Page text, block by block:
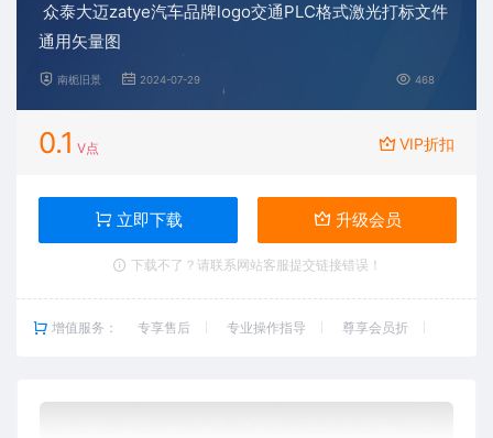
众泰大迈zatye汽车品牌logo交通PLC格式激光打标文件
通用矢量图
南栀旧景 2024-07-29 468
0.1 V点 VIP折扣
立即下载 升级会员
下载不了？请联系网站客服提交链接错误！
增值服务： 专享售后 专业操作指导 尊享会员折